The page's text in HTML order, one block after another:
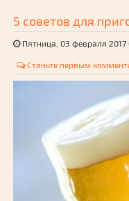
5 советов для
Пятница, 03 февраля 2017
Станьте первым